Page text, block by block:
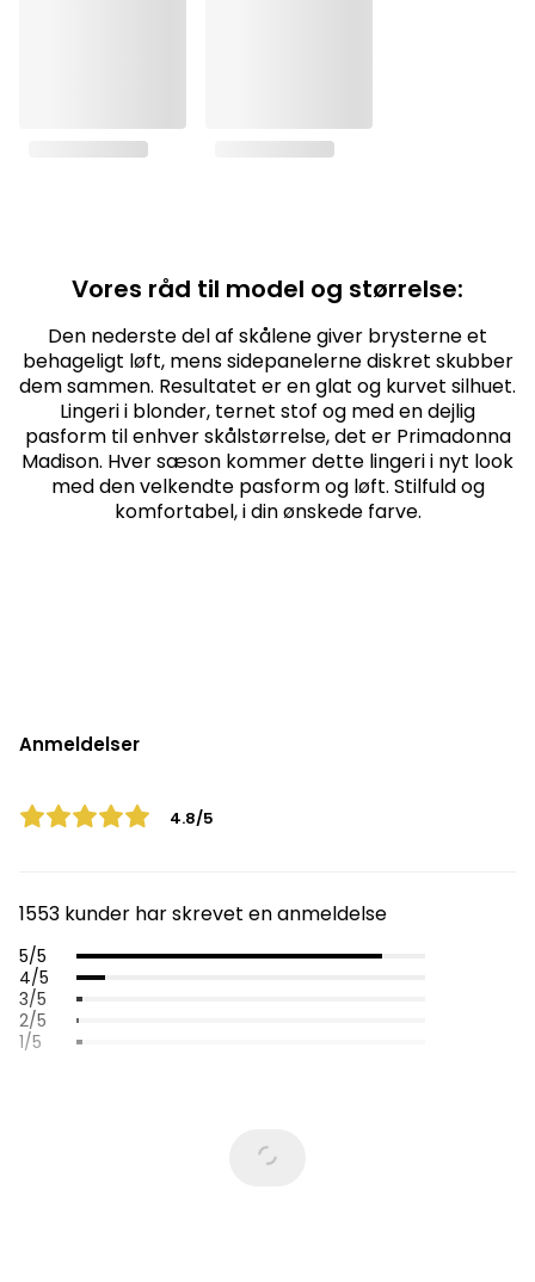
Vores råd til model og størrelse:
Den nederste del af skålene giver brysterne et
behageligt løft, mens sidepanelerne diskret skubber
dem sammen. Resultatet er en glat og kurvet silhuet.
Lingeri i blonder, ternet stof og med en dejlig
pasform til enhver skålstørrelse, det er Primadonna
Madison. Hver sæson kommer dette lingeri i nyt look
med den velkendte pasform og løft. Stilfuld og
komfortabel, i din ønskede farve.
Anmeldelser
4.8/5
1553 kunder har skrevet en anmeldelse
5/5
4/5
3/5
2/5
1/5